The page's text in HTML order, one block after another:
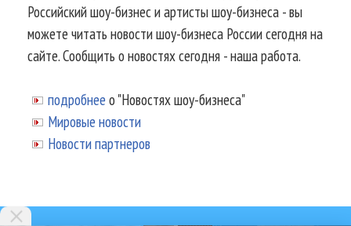
Российский шоу-бизнес и артисты шоу-бизнеса - вы
можете читать новости шоу-бизнеса России сегодня на
сайте. Сообщить о новостях сегодня - наша работа.
подробнее о "Новостях шоу-бизнеса"
Мировые новости
Новости партнеров